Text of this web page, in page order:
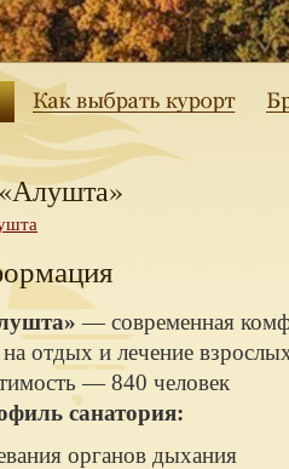
— современная
отдых и лечение
— 840 человек
санатория:
органов дыхания